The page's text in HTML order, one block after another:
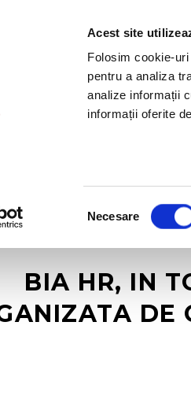
Acest site
Folosim cookie-
pentru a analiza
analize informații
informații oferite
consimțământului
Necesare
DESPRE BIA
BIA HR, IN
DE